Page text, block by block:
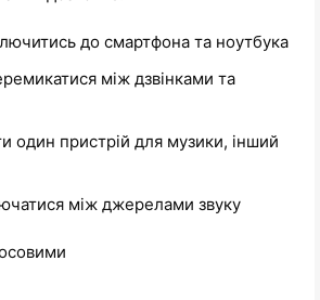
до смартфона та ноутбука
між дзвінками та
один пристрій для музики, інший
між джерелами звуку